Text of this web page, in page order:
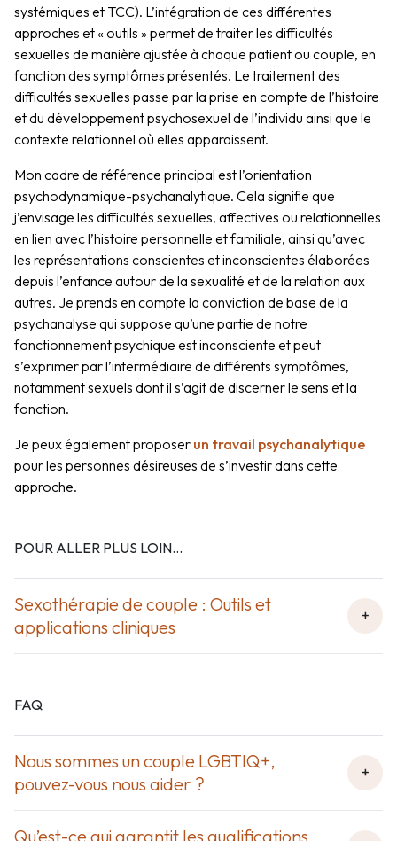
systémiques et TCC). L’intégration de ces différentes
approches et « outils » permet de traiter les difficultés
sexuelles de manière ajustée à chaque patient ou couple, en
fonction des symptômes présentés. Le traitement des
difficultés sexuelles passe par la prise en compte de l’histoire
et du développement psychosexuel de l’individu ainsi que le
contexte relationnel où elles apparaissent.
Mon cadre de référence principal est l’orientation
psychodynamique-psychanalytique. Cela signifie que
j’envisage les difficultés sexuelles, affectives ou relationnelles
en lien avec l’histoire personnelle et familiale, ainsi qu’avec
les représentations conscientes et inconscientes élaborées
depuis l’enfance autour de la sexualité et de la relation aux
autres. Je prends en compte la conviction de base de la
psychanalyse qui suppose qu’une partie de notre
fonctionnement psychique est inconsciente et peut
s’exprimer par l’intermédiaire de différents symptômes,
notamment sexuels dont il s’agit de discerner le sens et la
fonction.
Je peux également proposer un travail psychanalytique
pour les personnes désireuses de s’investir dans cette
approche.
POUR ALLER PLUS LOIN...
Sexothérapie de couple : Outils et
applications cliniques
+
professionnel·le·s mais où
chacun·e trouvera des pistes
intéressantes pour évoluer
dans sa sexualité.
FAQ
Nous sommes un couple LGBTIQ+,
pouvez-vous nous aider ?
+
désireuse de travailler sur ses relations, quelque soit
Qu’est-ce qui garantit les qualifications